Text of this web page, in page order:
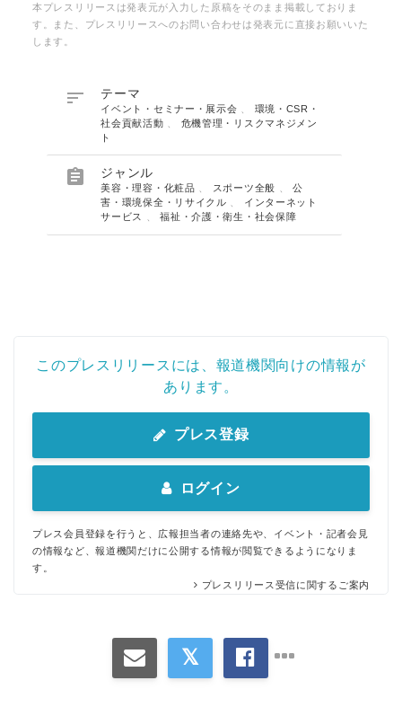
本プレスリリースは発表元が入力した原稿をそのまま掲載しておりま
す。また、プレスリリースへのお問い合わせは発表元に直接お願いいた
します。
 テーマ
イベント・セミナー・展示会
環境・CSR・
社会貢献活動
危機管理・リスクマネジメン
ト
 ジャンル
美容・理容・化粧品 スポーツ全般 、公
害・環境保全・リサイクル
インターネット
サービス
、福祉・介護・衛生・社会保障
このプレスリリースには、報道機関向けの情報が
あります。
プレス登録
ログイン
プレス会員登録を行うと、広報担当者の連絡先や、イベント・記者会見
の情報など、報道機関だけに公開する情報が閲覧できるようになりま
す。
プレスリリース受信に関するご案内